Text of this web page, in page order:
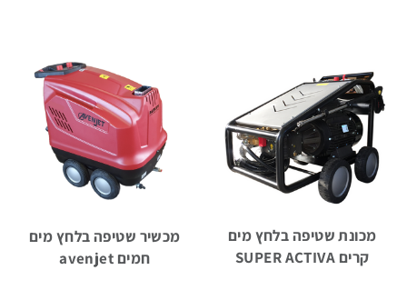
מכונות
לשטיפת
חלקים
מכונות
שטיפה
לבית
מכונת שטיפה בלחץ מים
קרים SUPER ACTIVA
מכשיר שטיפה בלחץ מים
חמים avenjet